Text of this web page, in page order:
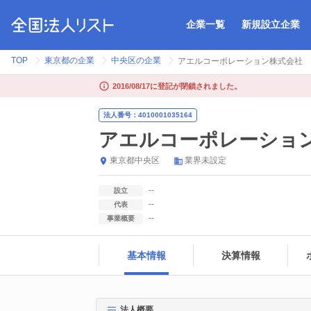
企業一覧 新規設立企業
TOP 東京都の企業 中央区の企業 アエルコーポレーション株式会社
2016/08/17に登記が閉鎖されました。
法人番号：4010001035164
アエルコーポレーショ
東京都中央区 業界未設定
設立 --
代表 --
事業概要 --
基本情報 決算情報